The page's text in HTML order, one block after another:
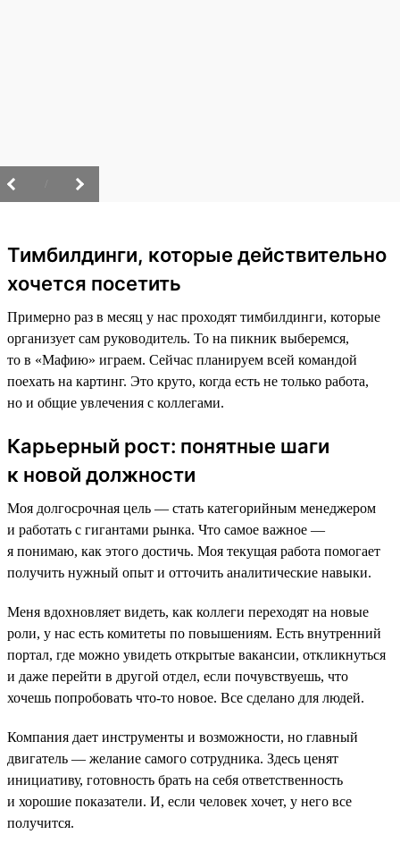
Тимбилдинги, которые действительно
хочется посетить
Примерно раз в месяц у нас проходят тимбилдинги, которые
организует сам руководитель. То на пикник выберемся,
то в «Мафию» играем. Сейчас планируем всей командой
поехать на картинг. Это круто, когда есть не только работа,
но и общие увлечения с коллегами.
Карьерный рост: понятные шаги
к новой должности
Моя долгосрочная цель — стать категорийным менеджером
и работать с гигантами рынка. Что самое важное —
я понимаю, как этого достичь. Моя текущая работа помогает
получить нужный опыт и отточить аналитические навыки.
Меня вдохновляет видеть, как коллеги переходят на новые
роли, у нас есть комитеты по повышениям. Есть внутренний
портал, где можно увидеть открытые вакансии, откликнуться
и даже перейти в другой отдел, если почувствуешь, что
хочешь попробовать что-то новое. Все сделано для людей.
Компания дает инструменты и возможности, но главный
двигатель — желание самого сотрудника. Здесь ценят
инициативу, готовность брать на себя ответственность
и хорошие показатели. И, если человек хочет, у него все
получится.